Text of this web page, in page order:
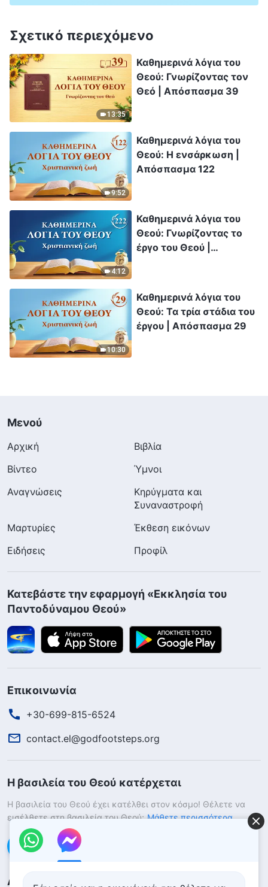
Σχετικό περιεχόμενο
13:35
Καθημερινά λόγια του
Θεού: Γνωρίζοντας τον
Θεό | Απόσπασμα 39
9:52
Καθημερινά λόγια του
Θεού: Η ενσάρκωση |
Απόσπασμα 122
4:12
Καθημερινά λόγια του
Θεού: Γνωρίζοντας το
έργο του Θεού |
10:30
Καθημερινά λόγια του
Θεού: Τα τρία στάδια του
έργου | Απόσπασμα 29
Μενού
Αρχική
Βιβλία
Βίντεο
Ύμνοι
Αναγνώσεις
Κηρύγματα και
Συναναστροφή
Μαρτυρίες
Έκθεση εικόνων
Ειδήσεις
Προφίλ
Κατεβάστε την εφαρμογή «Εκκλησία του
Παντοδύναμου Θεού»
Επικοινωνία
+30-699-815-6524
contact.el@godfootsteps.org
Η βασιλεία του Θεού κατέρχεται
Η βασιλεία του Θεού έχει κατέλθει στον κόσμο! Θέλετε να
εισέλθετε στη βασιλεία του Θεού; Μάθετε περισσότερα
Επικοινωνήστε μαζί μας μέσω Messenger
Ακολουθήστε μας